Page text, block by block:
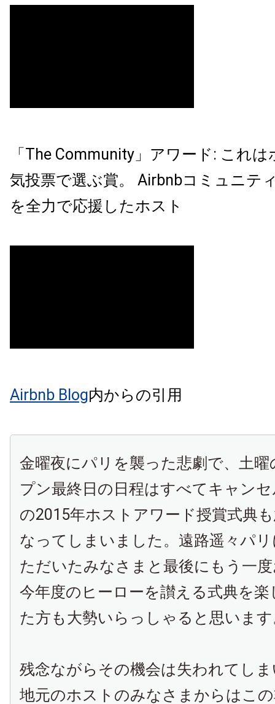
「The Community」アワード: これ
気投票で選ぶ賞。 Airbnbコミュニテ
を全力で応援したホスト
Airbnb Blog内からの引用
金曜夜にパリを襲った悲劇で、土曜
プン最終日の日程はすべてキャン
の2015年ホストアワード授賞式典
なってしまいました。遠路遥々パ
ただいたみなさまと最後にもう一
今年度のヒーローを讃える式典を
た方も大勢いらっしゃると思いま
残念ながらその機会は失われてし
地元のホストのみなさまからはこ